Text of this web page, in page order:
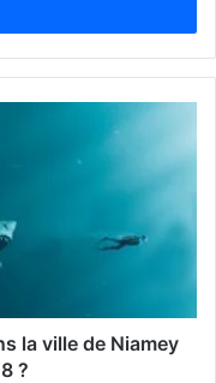
la ville de Niamey
?